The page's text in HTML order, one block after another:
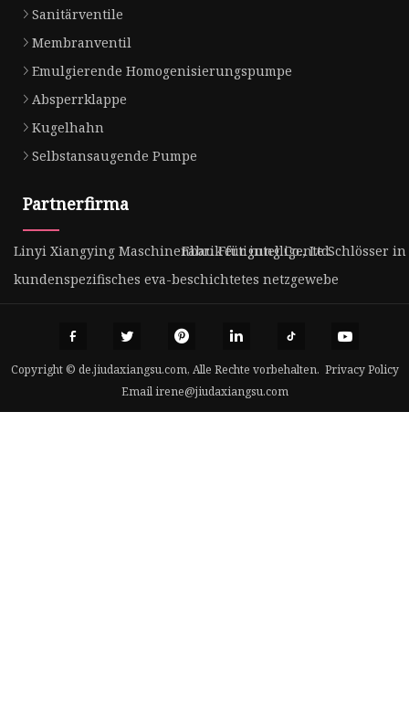
Sanitärventile
Membranventil
Emulgierende Homogenisierungspumpe
Absperrklappe
Kugelhahn
Selbstansaugende Pumpe
Partnerfirma
Linyi Xiangying Maschinenbau Fertigung Co., Ltd.
Fabrik für intelligente Schlösser in
kundenspezifisches eva-beschichtetes netzgewebe
Copyright © de.jiudaxiangsu.com, Alle Rechte vorbehalten. Privacy Policy
Emailirene@jiudaxiangsu.com